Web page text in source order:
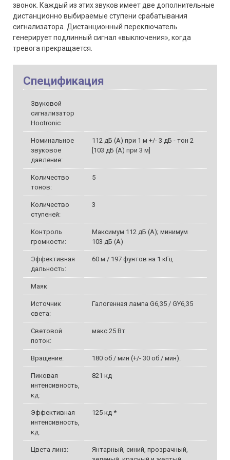
звонок. Каждый из этих звуков имеет две дополнительные
дистанционно выбираемые ступени срабатывания
сигнализатора. Дистанционный переключатель
генерирует подлинный сигнал «выключения», когда
тревога прекращается.
Спецификация
Звуковой
сигнализатор
Hootronic
Номинальное
звуковое
давление:
112 дБ (A) при 1 м +/- 3 дБ - тон 2
[103 дБ (A) при 3 м]
Количество
тонов:
5
Количество
ступеней:
3
Контроль
громкости:
Максимум 112 дБ (А); минимум
103 дБ (A)
Эффективная
дальность:
60 м / 197 фунтов на 1 кГц
Маяк
Источник
света:
Галогенная лампа G6,35 / GY6,35
Световой
поток:
макс 25 Вт
Вращение: 180 об / мин (+/- 30 об / мин).
Пиковая
интенсивность,
кд:
821 кд
Эффективная
интенсивность,
кд:
125 кд *
Цвета линз:
Янтарный, синий, прозрачный,